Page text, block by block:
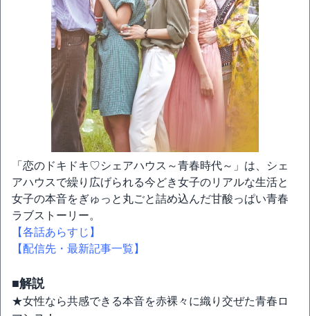
「恋のドキドキ♡シェアハウス～青春時代～」は、シェ
アハウスで繰り広げられる今どき女子のリアルな生活と
女子の本音をぎゅっと丸ごと詰め込んだ甘酸っぱい青春
ラブストーリー。
【各話あらすじ】
【配信先・最新記事一覧】
■解説
★女性なら共感できる本音を赤裸々に織り交ぜた青春ロ